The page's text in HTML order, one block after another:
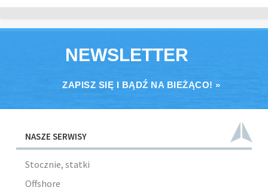
NEWSLETTER
ZAPISZ SIĘ I BĄDŹ NA BIEŻĄCO! »
NASZE SERWISY
Stocznie, statki
Offshore